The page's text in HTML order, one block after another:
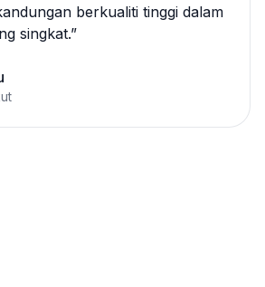
berkualiti tinggi dalam
singkat.”